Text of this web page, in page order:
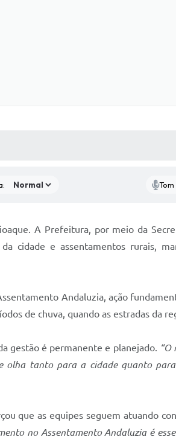
A Prefeitura, por meio da
cidade e assentamentos rurais,
Andaluzia, ação
de chuva, quando as estradas da
gestão é permanente e planejado. “O
olha tanto para a cidade quanto
que as equipes seguem atuando
no Assentamento Andaluzia é